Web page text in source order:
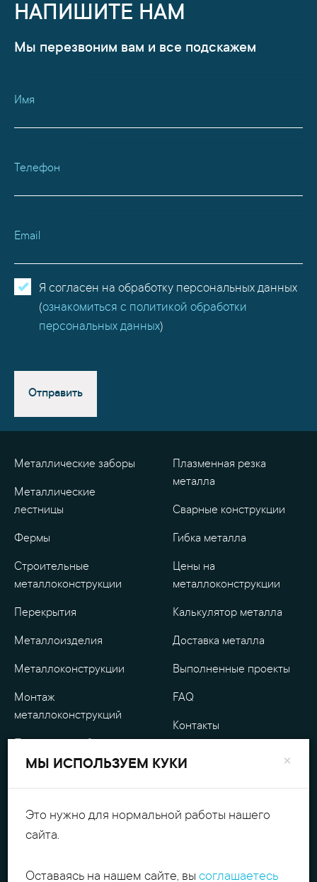
НАПИШИТЕ НАМ
Мы перезвоним вам и все подскажем
Имя
Телефон
Email
Я согласен на обработку персональных данных
(ознакомиться с политикой обработки
персональных данных)
Отправить
Металлические заборы
Металлические
лестницы
Фермы
Строительные
металлоконструкции
Перекрытия
Металлоизделия
Металлоконструкции
Монтаж
металлоконструкций
Уличные
металлоизделия
Обработка металла
Плазменная резка
металла
Сварные конструкции
Гибка металла
Цены на
металлоконструкции
Калькулятор металла
Доставка металла
Выполненные проекты
FAQ
Контакты
Оплата
×
МЫ ИСПОЛЬЗУЕМ КУКИ
Это нужно для нормальной работы нашего
сайта.
Оставаясь на нашем сайте, вы соглашаетесь